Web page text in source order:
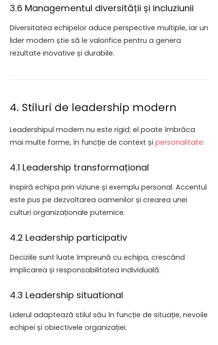
3.6 Managementul diversității și incluziunii
Diversitatea echipelor aduce perspective multiple, iar un
lider modern știe să le valorifice pentru a genera
rezultate inovative și durabile.
4. Stiluri de leadership modern
Leadershipul modern nu este rigid; el poate îmbrăca
mai multe forme, în funcție de context și personalitate:
4.1 Leadership transformațional
Inspiră echipa prin viziune și exemplu personal. Accentul
este pus pe dezvoltarea oamenilor și crearea unei
culturi organizaționale puternice.
4.2 Leadership participativ
Deciziile sunt luate împreună cu echipa, crescând
implicarea și responsabilitatea individuală.
4.3 Leadership situational
Liderul adaptează stilul său în funcție de situație, nevoile
echipei și obiectivele organizației.